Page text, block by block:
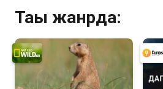
Тағы жанрда: